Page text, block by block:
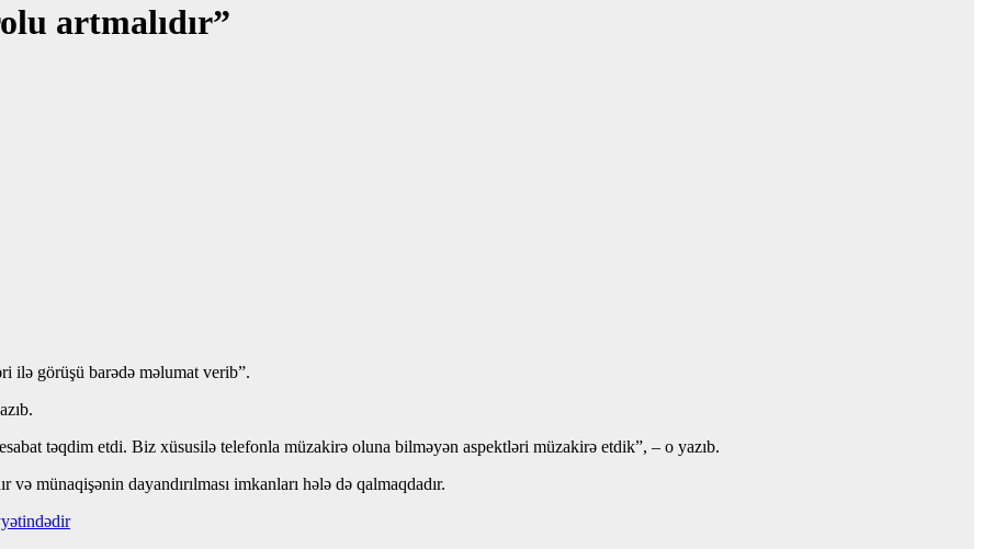
artmalıdır”
ilə görüşü barədə məlumat verib”.
təqdim etdi. Biz xüsusilə telefonla müzakirə oluna bilməyən aspektləri müzakirə etdik”, – o yazıb.
münaqişənin dayandırılması imkanları hələ də qalmaqdadır.